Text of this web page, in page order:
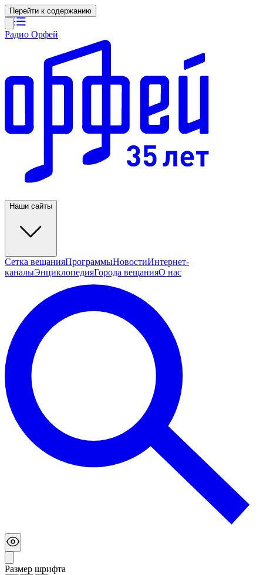
Перейти к содержанию
Радио Орфей
Наши сайты
Сетка вещанияПрограммыНовостиИнтернет-
каналыЭнциклопедияГорода вещанияО нас
Размер шрифта